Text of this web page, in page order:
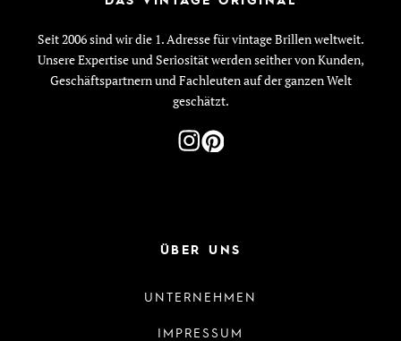
Seit 2006 sind wir die 1. Adresse für vintage Brillen weltweit.
Unsere Expertise und Seriosität werden seither von Kunden,
Geschäftspartnern und Fachleuten auf der ganzen Welt
geschätzt.
ÜBER UNS
UNTERNEHMEN
IMPRESSUM